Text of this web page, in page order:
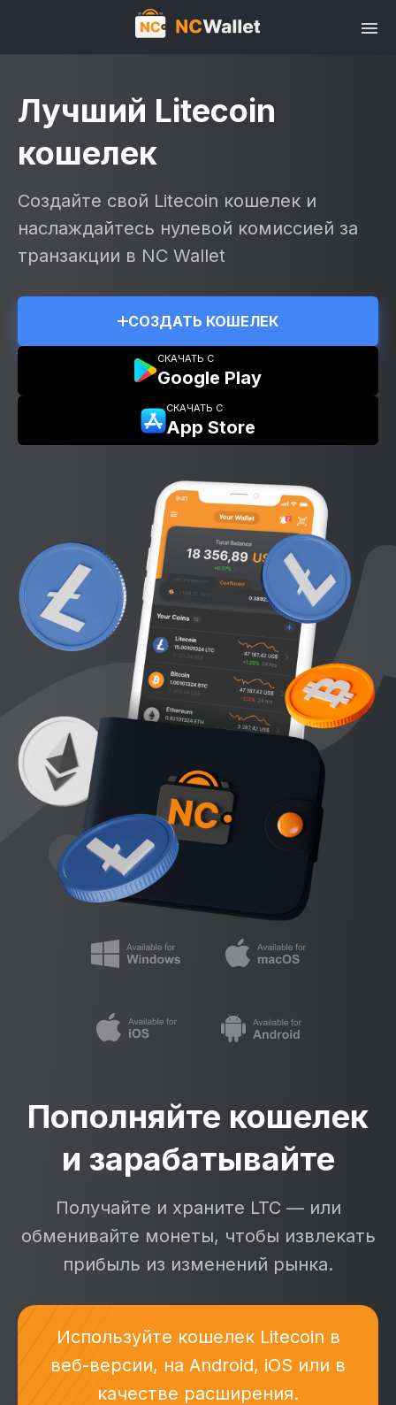
Лучший Litecoin
кошелек
Создайте свой Litecoin кошелек и
наслаждайтесь нулевой комиссией за
транзакции в NC Wallet
СОЗДАТЬ КОШЕЛЕК
СКАЧАТЬ С
Google Play
СКАЧАТЬ С
App Store
Пополняйте кошелек
и зарабатывайте
Получайте и храните LTC — или
обменивайте монеты, чтобы извлекать
прибыль из изменений рынка.
Используйте кошелек Litecoin в
веб-версии, на Android, iOS или в
качестве расширения.